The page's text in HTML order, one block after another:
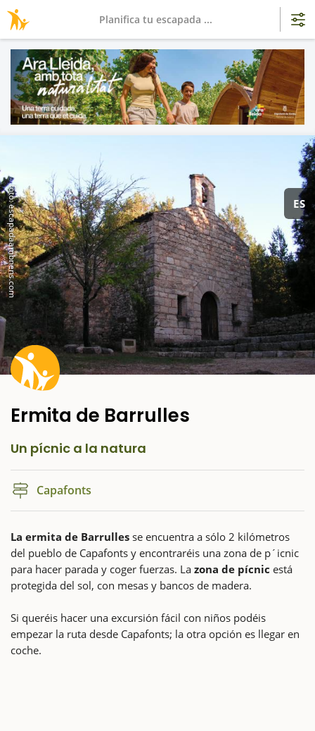
ES
Ermita de Barrulles
foto: escapadaambnens.com
Un pícnic a la natura
Capafonts
La ermita de Barrulles se encuentra a sólo 2 kilómetros
del pueblo de Capafonts y encontraréis una zona de p´icnic
para hacer parada y coger fuerzas. La zona de pícnic está
protegida del sol, con mesas y bancos de madera.
Si queréis hacer una excursión fácil con niños podéis
empezar la ruta desde Capafonts; la otra opción es llegar en
coche.
Planifica tu escapada ...